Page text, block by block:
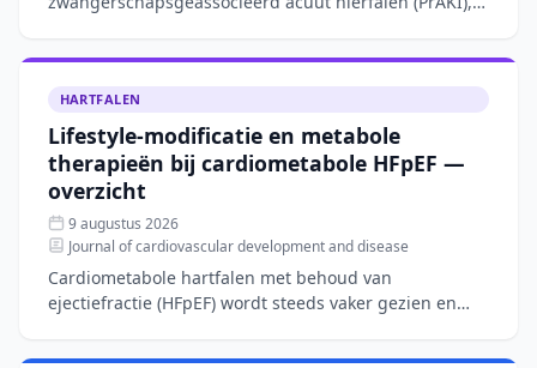
10.000 zwanger
HARTFALEN
Lifestyle-modificatie en metabole
therapieën bij cardiometabole HFpEF —
overzicht
9 augustus 2026
Journal of cardiovascular development and disease
Cardiometabole hartfalen met behoud van
ejectiefractie (HFpEF) wordt steeds vaker gezien en
viscerale adipositeit.